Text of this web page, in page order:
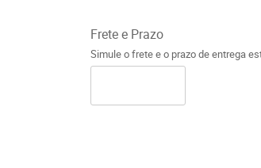
Frete e Prazo
Simule o frete e o prazo de entrega